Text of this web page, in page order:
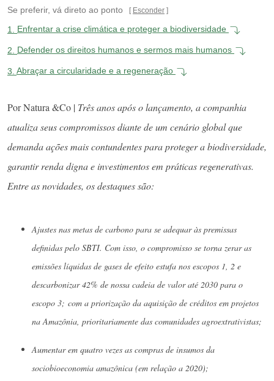
Se preferir, vá direto ao ponto Esconder
1. Enfrentar a crise climática e proteger a biodiversidade
2. Defender os direitos humanos e sermos mais humanos
3. Abraçar a circularidade e a regeneração
Por Natura &Co | Três anos após o lançamento, a companhia
atualiza seus compromissos diante de um cenário global que
demanda ações mais contundentes para proteger a biodiversidade,
garantir renda digna e investimentos em práticas regenerativas.
Entre as novidades, os destaques são:
Ajustes nas metas de carbono para se adequar às premissas
definidas pelo SBTI. Com isso, o compromisso se torna zerar as
emissões líquidas de gases de efeito estufa nos escopos 1, 2 e
descarbonizar 42% de nossa cadeia de valor até 2030 para o
escopo 3; com a priorização da aquisição de créditos em projetos
na Amazônia, prioritariamente das comunidades agroextrativistas;
Aumentar em quatro vezes as compras de insumos da
sociobioeconomia amazônica (em relação a 2020);